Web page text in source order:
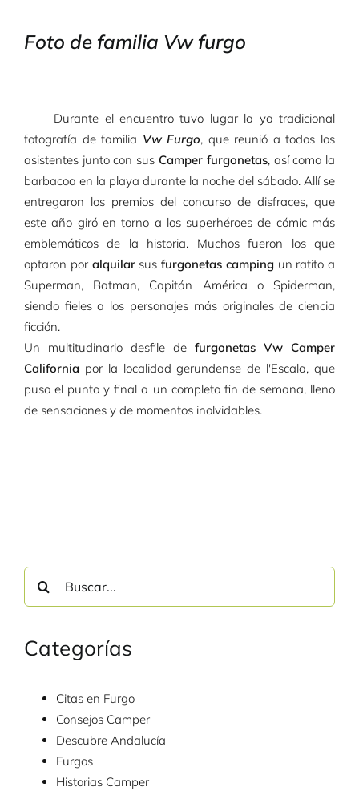
Foto de familia Vw furgo
Durante el encuentro tuvo lugar la ya tradicional
fotografía de familia Vw Furgo, que reunió a todos los
asistentes junto con sus Camper furgonetas, así como la
barbacoa en la playa durante la noche del sábado. Allí se
entregaron los premios del concurso de disfraces, que
este año giró en torno a los superhéroes de cómic más
emblemáticos de la historia. Muchos fueron los que
optaron por alquilarsus furgonetas camping un ratito a
Superman, Batman, Capitán América o Spiderman,
siendo fieles a los personajes más originales de ciencia
ficción.
Un multitudinario desfile de furgonetas Vw Camper
California por la localidad gerundense de l'Escala, que
puso el punto y final a un completo fin de semana, lleno
de sensaciones y de momentos inolvidables.
Categorías
Citas en Furgo
Consejos Camper
Descubre Andalucía
Furgos
Historias Camper